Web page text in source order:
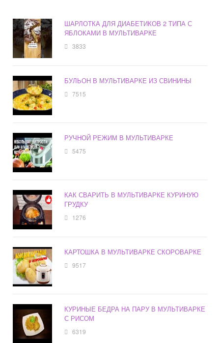
ШАРЛОТКА ДЛЯ ДИАБЕТИКОВ 2 ТИПА С
ЯБЛОКАМИ В МУЛЬТИВАРКЕ
3833
БУЛЬОН В МУЛЬТИВАРКЕ ИЗ СВИНИНЫ
7515
РУЧНОЙ РЕЖИМ В МУЛЬТИВАРКЕ
5475
КАК СВАРИТЬ В МУЛЬТИВАРКЕ КУРИНУЮ
ГРУДКУ
1276
КАРТОШКА В МУЛЬТИВАРКЕ СКОРОВАРКЕ
9517
КУРИНЫЕ БЕДРА НА ПАРУ В МУЛЬТИВАРКЕ
С РИСОМ
6319